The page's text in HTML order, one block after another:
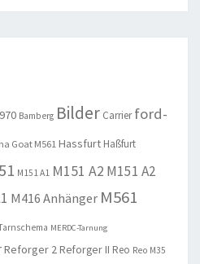
Bamberg Bilder Carrier ford-
Goat M561 Hassfurt Haßfurt
M151 A1 M151 A2 M151 A2
M416 Anhänger M561
MERDC-Tarnung
Reforger 2Reforger II Reo Reo M35